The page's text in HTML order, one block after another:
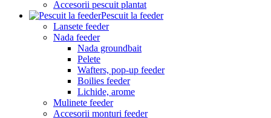
Accesorii pescuit plantat
Pescuit la feeder
Lansete feeder
Nada feeder
Nada groundbait
Pelete
Wafters, pop-up feeder
Boilies feeder
Lichide, arome
Mulinete feeder
Accesorii monturi feeder